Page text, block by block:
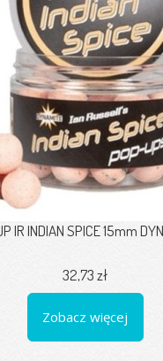
IR INDIAN SPICE 15mm
32,73 zł
Zobacz więcej